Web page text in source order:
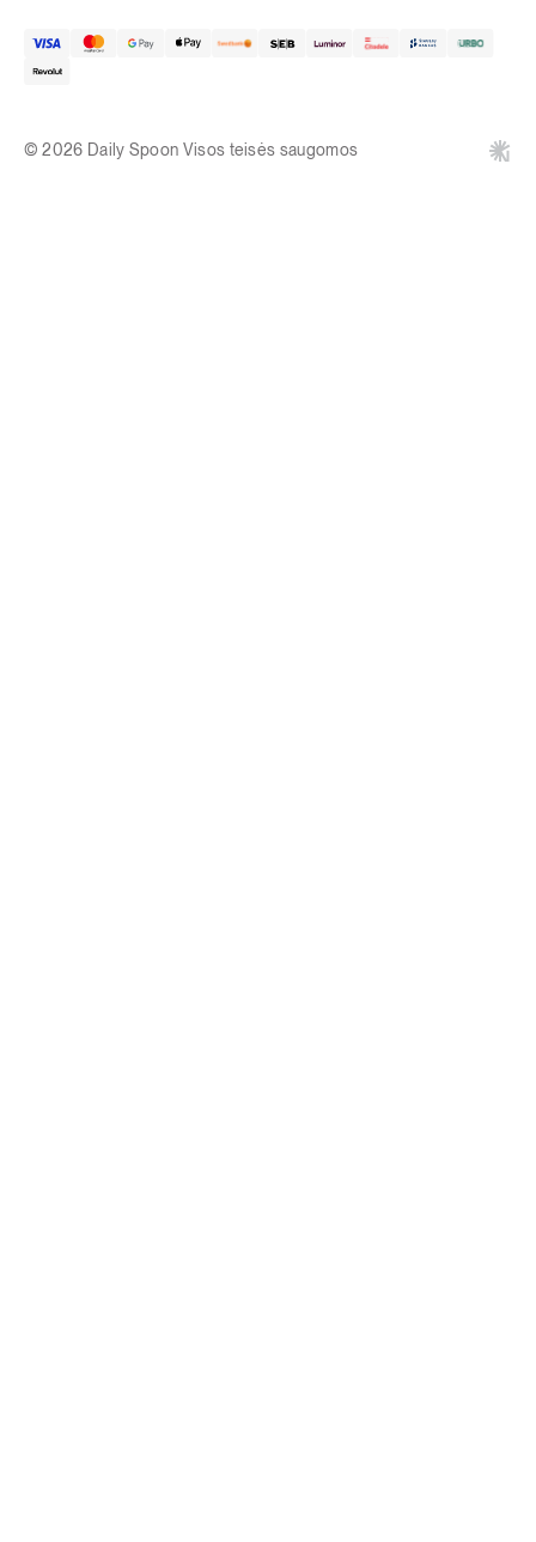
© 2026 Daily Spoon Visos teisės saugomos